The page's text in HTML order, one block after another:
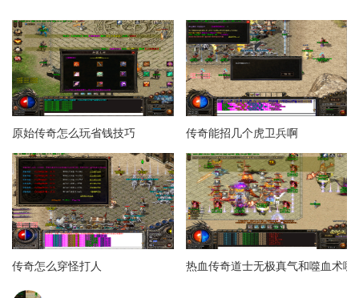
原始传奇怎么玩省钱技巧 传奇能招几个虎卫兵啊
传奇怎么穿怪打人 热血传奇道士无极真气和噬血术哪